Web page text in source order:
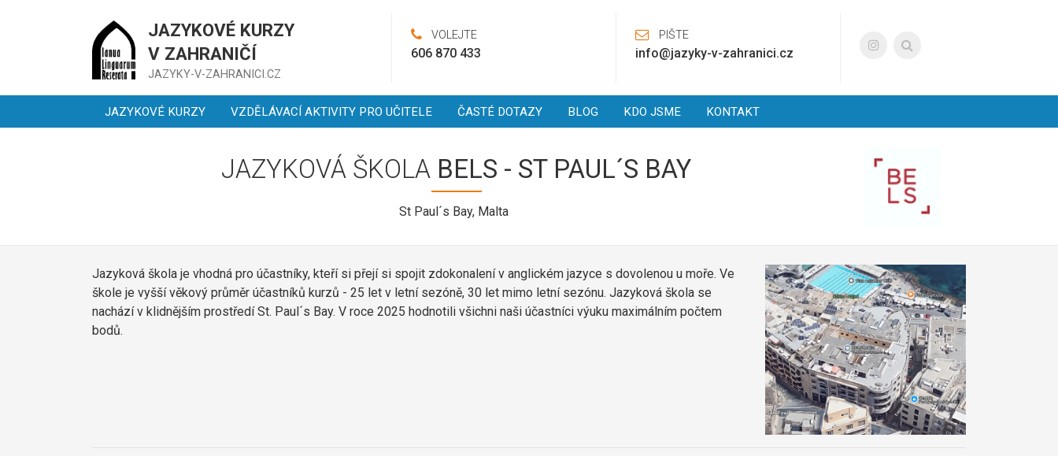
JAZYKOVÉ KURZY
V ZAHRANIČÍ
JAZYKY-V-ZAHRANICI.CZ
VOLEJTE
606 870 433
PIŠTE
info@jazyky-v-zahranici.cz
JAZYKOVÉ KURZY VZDĚLÁVACÍ AKTIVITY PRO UČITELE ČASTÉ DOTAZY BLOG KDO JSME KONTAKT
JAZYKOVÁ ŠKOLA BELS - ST PAUL´S BAY
St Paul´s Bay, Malta
Jazyková škola je vhodná pro účastníky, kteří si přejí si spojit zdokonalení v anglickém jazyce s dovolenou u moře. Ve
škole je vyšší věkový průměr účastníků kurzů - 25 let v letní sezóně, 30 let mimo letní sezónu. Jazyková škola se
nachází v klidnějším prostředí St. Paul´s Bay. V roce 2025 hodnotili všichni naši účastníci výuku maximálním počtem
bodů.